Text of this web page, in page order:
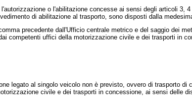
o l'abilitazione concesse ai sensi degli articoli 3,
di abilitazione al trasporto, sono disposti dalla
precedente dall'Ufficio centrale metrico e del saggio dei
competenti uffici della motorizzazione civile e dei trasporti in
legato al singolo veicolo non è previsto, ovvero di trasporto di
civile e dei trasporti in concessione, ai sensi delle